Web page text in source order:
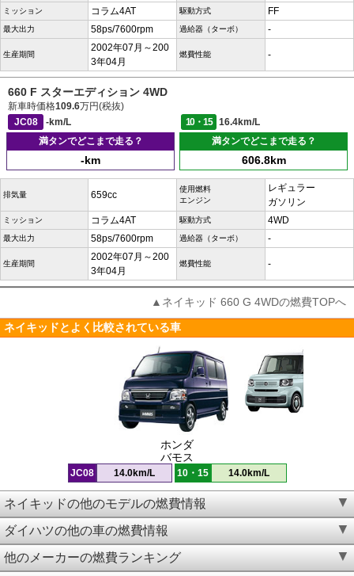
ミッション コラム4AT 駆動方式 FF
最大出力 58ps/7600rpm 過給器（ターボ） -
生産期間
2002年07月～200
3年04月
燃費性能 -
660 F スターエディション 4WD
新車時価格109.6万円(税抜)
JC08
-km/L 10・15
16.4km/L
満タンでどこまで走る？
-km
満タンでどこまで走る？
606.8km
排気量 659cc
使用燃料
エンジン
レギュラー
ガソリン
ミッション コラム4AT 駆動方式 4WD
最大出力 58ps/7600rpm 過給器（ターボ） -
生産期間
2002年07月～200
3年04月
燃費性能 -
▲ネイキッド 660 G 4WDの燃費TOPへ
ネイキッドとよく比較されている車
ホンダ
バモス
JC08 14.0km/L 10・15 14.0km/L
ネイキッドの他のモデルの燃費情報
ダイハツの他の車の燃費情報
他のメーカーの燃費ランキング